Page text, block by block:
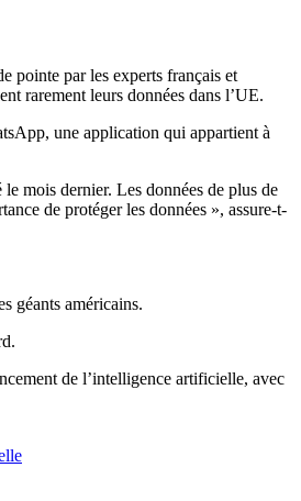
pointe par les experts français et
rarement leurs données dans l’UE.
une application qui appartient à
mois dernier. Les données de plus de
de protéger les données », assure-t-
géants américains.
de l’intelligence artificielle, avec